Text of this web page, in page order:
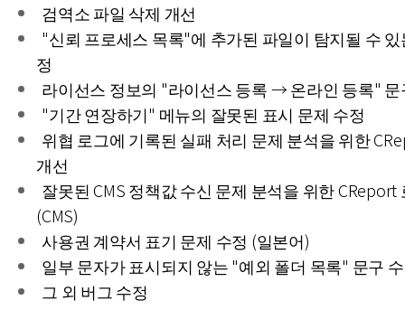
검역소 파일 삭제 개선
"신뢰 프로세스 목록"에 추가된 파일이 탐지될 수
정
라이선스 정보의 "라이선스 등록 → 온라인 등록" 문
"기간 연장하기" 메뉴의 잘못된 표시 문제 수정
위협 로그에 기록된 실패 처리 문제 분석을 위한
개선
잘못된 CMS 정책값 수신 문제 분석을 위한 CReport
(CMS)
사용권 계약서 표기 문제 수정 (일본어)
일부 문자가 표시되지 않는 "예외 폴더 목록" 문구
그 외 버그 수정